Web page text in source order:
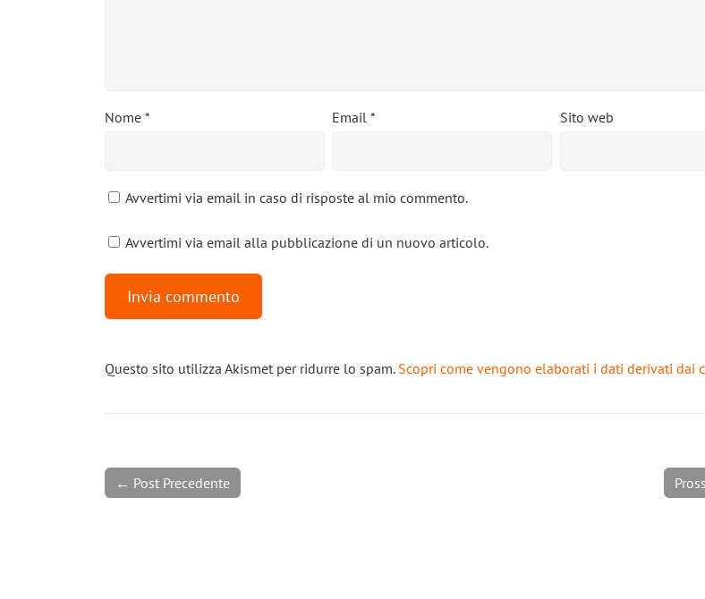
Nome * Email* Sito web
Avvertimi via email in caso di risposte al mio commento.
Avvertimi via email alla pubblicazione di un nuovo articolo.
Questo sito utilizza Akismet per ridurre lo spam. Scopri come vengono elaborati i dati derivati dai
← Post Precedente